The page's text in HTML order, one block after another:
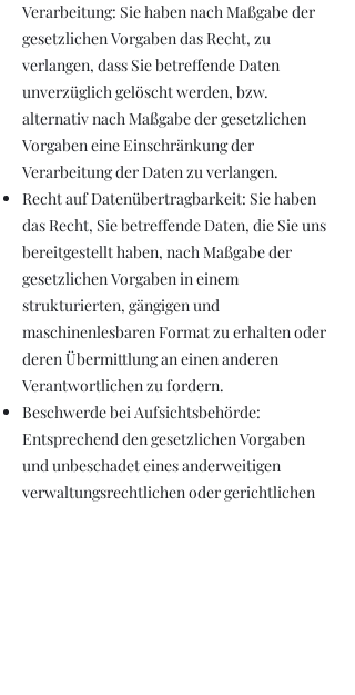
Verarbeitung: Sie haben nach Maßgabe der
gesetzlichen Vorgaben das Recht, zu
verlangen, dass Sie betreffende Daten
unverzüglich gelöscht werden, bzw.
alternativ nach Maßgabe der gesetzlichen
Vorgaben eine Einschränkung der
Verarbeitung der Daten zu verlangen.
Recht auf Datenübertragbarkeit: Sie haben
das Recht, Sie betreffende Daten, die Sie uns
bereitgestellt haben, nach Maßgabe der
gesetzlichen Vorgaben in einem
strukturierten, gängigen und
maschinenlesbaren Format zu erhalten oder
deren Übermittlung an einen anderen
Verantwortlichen zu fordern.
Beschwerde bei Aufsichtsbehörde:
Entsprechend den gesetzlichen Vorgaben
und unbeschadet eines anderweitigen
verwaltungsrechtlichen oder gerichtlichen